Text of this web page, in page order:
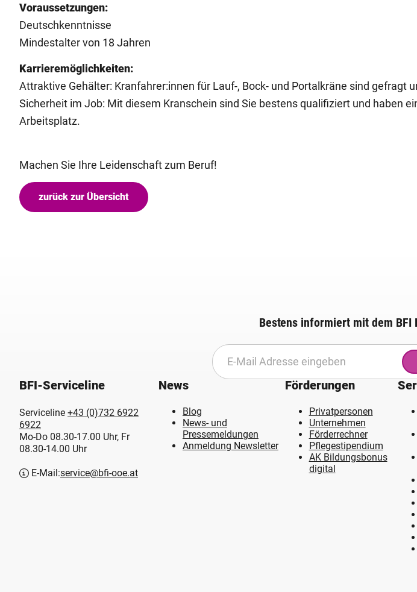
Voraussetzungen:
Deutschkenntnisse
Mindestalter von 18 Jahren
Karrieremöglichkeiten:
Attraktive Gehälter: Kranfahrer:innen für Lauf-, Bock- und Portalkräne sind gefragt
Sicherheit im Job: Mit diesem Kranschein sind Sie bestens qualifiziert und haben
Arbeitsplatz.
Machen Sie Ihre Leidenschaft zum Beruf!
zurück zur Übersicht
Bestens informiert mit dem
BFI-Serviceline
Serviceline +43 (0)732 6922
6922
Mo-Do 08.30-17.00 Uhr, Fr
08.30-14.00 Uhr
E-Mail:service@bfi-ooe.at
News
Blog
News- und
Pressemeldungen
Anmeldung Newsletter
Förderungen
Privatpersonen
Unternehmen
Förderrechner
Pflegestipendium
AK Bildungsbonus
digital